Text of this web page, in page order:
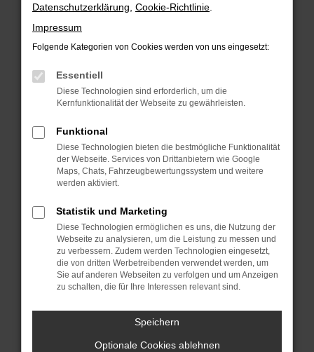
Laden andere Webseiten, zum Beispiel deine
Suchmaschine?
Prüfe deine Browsererweiterungen.
können das Laden bestimmter Seiten
verhindern. Funktioniert die Seite in einem
Fenster?
Starte dein Gerät neu.
Das kann manchmal helfen, vorübergehende
Probleme zu beheben.
Betriebssystem auf dem neuesten Stand
sind.
Veraltete Software birgt nicht nur ein
Sicherheitsrisiko, sondern kann auch dazu
führen, dass bestimmte Funktionen nicht mehr
unterstützt werden.
Wende dich an den Webseitenbetreiber.
Wenn du alle oben genannten Schritte versucht
hast, kontaktiere uns bitte. Wir werden
Datenschutzerklärung Cookie-Richtlinie
Impressum
Folgende Kategorien von Cookies werden von uns eingesetzt:
Essentiell
Diese Technologien sind erforderlich, um die
Kernfunktionalität der Webseite zu gewährleisten.
Funktional
Diese Technologien bieten die bestmögliche Funktionalität
der Webseite. Services von Drittanbietern wie Google
Maps, Chats, Fahrzeugbewertungssystem und weitere
werden aktiviert.
Statistik und Marketing
Diese Technologien ermöglichen es uns, die Nutzung der
Webseite zu analysieren, um die Leistung zu messen und
zu verbessern. Zudem werden Technologien eingesetzt,
die von dritten Werbetreibenden verwendet werden, um
Sie auf anderen Webseiten zu verfolgen und um Anzeigen
zu schalten, die für Ihre Interessen relevant sind.
Speichern
Optionale Cookies ablehnen